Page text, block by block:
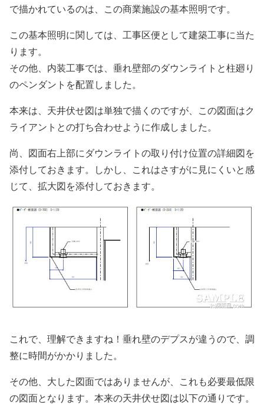
で描かれているのは、この商業施設の基本照明です。
この基本照明に関しては、工事区便として建築工事に当た
ります。
その他、内装工事では、垂れ壁部のダウンライトと柱廻り
のペンダントを配置しました。
本来は、天井伏せ図は単独で描くのですが、この図面はク
ライアントとの打ち合わせように作成しました。
尚、図面右上部にダウンライトの取り付け位置の詳細図を
添付しておきます。しかし、これはさすがに見にくいと感
じて、拡大図を添付しておきます。
これで、理解できますね！垂れ壁のデプスが違うので、調
整に時間がかかりました。
その他、大した図面ではありませんが、これも必要最低限
の図面となります。本来の天井伏せ図は以下の通りです。